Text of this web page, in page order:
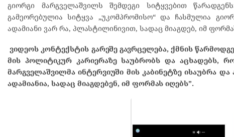
გიორგი მარგველაშვილს შემდეგი სიტყვებით
გამეორებულია სიტყვა „უკომპრომისო“ და ჩასმულია
ადამიანი ვარ რა, პლასტილინივით, სადაც მიაგდებ, იმ
ვიდეოს კონტექსტის გარეშე გავრცელება, ქმნის
მის პოლიტიკურ კარიერაზე საუბრობს და აცხადებს,
მარგველაშვილმა ინტერვიუში მის კაბინეტზე ისაუბრა
ადამიანია, სადაც მიაგდებენ, იმ ფორმას იღებს”.